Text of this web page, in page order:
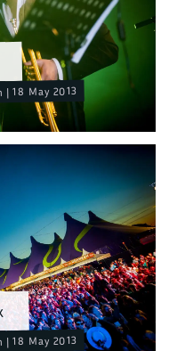
18 May 2013
18 May 2013